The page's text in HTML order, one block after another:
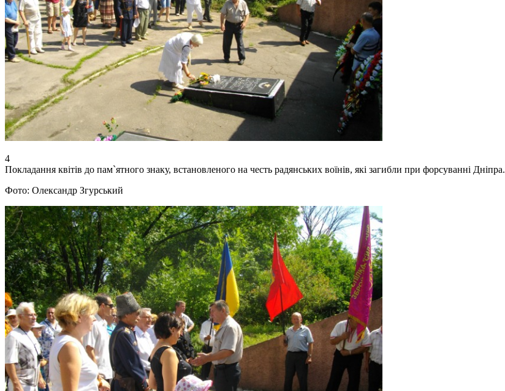
4
Покладання квітів до пам`ятного знаку, встановленого на честь радянських воїнів, які загибли при форсуванні Дніпра.
Фото: Олександр Згурський